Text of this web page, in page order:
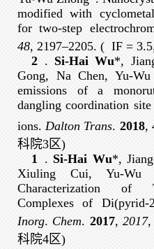
modified with
for two-step
48, 2197–2205. ( IF =
2 . Si-Hai Wu*,
Gong, Na Chen, Yu-
emissions of a
dangling coordination
ions. Dalton Trans. 2018,
科院3区)
1
. Si-Hai Wu*,
Xiuling Cui, Yu-Wu
Characterization of
Complexes of Di(pyrid-
Inorg. Chem. 2017,2017,
科院4区)